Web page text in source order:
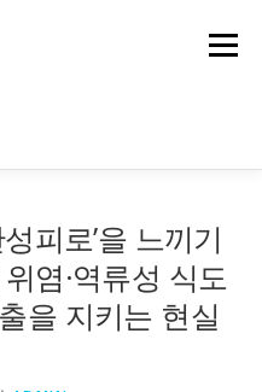
메뉴
피로’을 느끼기
염·역류성 식도
을 지키는 현실